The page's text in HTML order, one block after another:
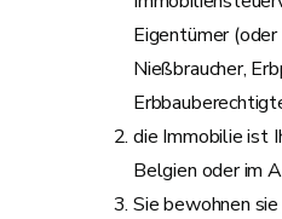
Eigentümer
Nießbraucher,
die Immobilie ist
Belgien oder im
Sie bewohnen